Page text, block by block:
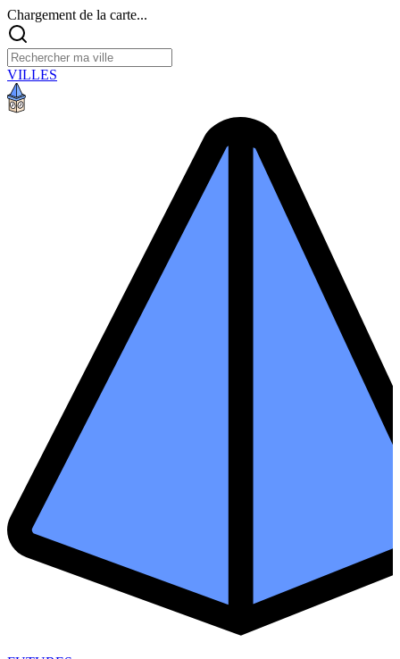
Chargement de la carte...
VILLES